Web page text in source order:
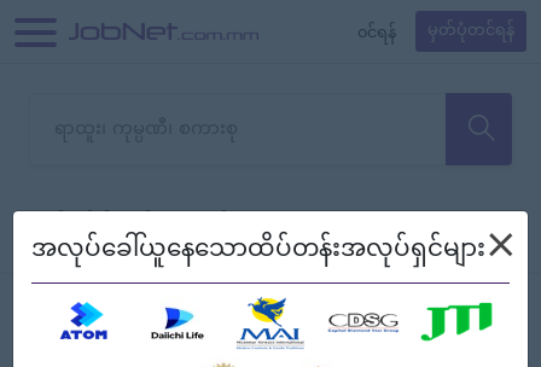
၀င်ရန် မှတ်ပုံတင်ရန်
သော အလုပ်မရှိသေးပါ။
စစ်ရန် စဉ်၍ကြည့်မည်
Myanmar
အလုပ်ခေါ်ယူနေသောထိပ်တန်းအလုပ်ရှင်များ×